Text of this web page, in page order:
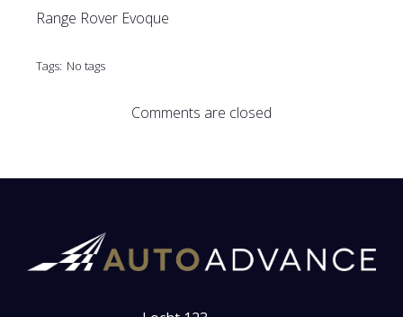
Range Rover Evoque
Tags: No tags
Comments are closed